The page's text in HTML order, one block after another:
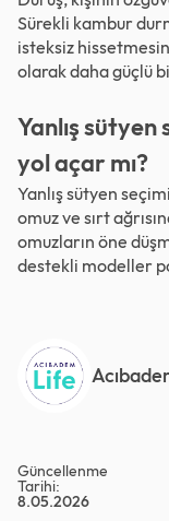
Sürekli kambur
isteksiz
olarak daha güçlü
Yanlış
yol açar mı?
Yanlış sütyen
omuz ve sırt
omuzların öne
destekli modeller
Güncellenme
Tarihi:
8.05.2026